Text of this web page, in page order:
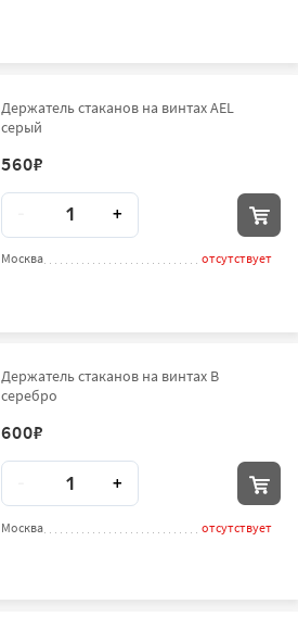
Держатель стаканов на винтах AEL
серый
560₽
Количество
+
Москва отсутствует
Держатель стаканов на винтах B
серебро
600₽
Количество
+
Москва отсутствует